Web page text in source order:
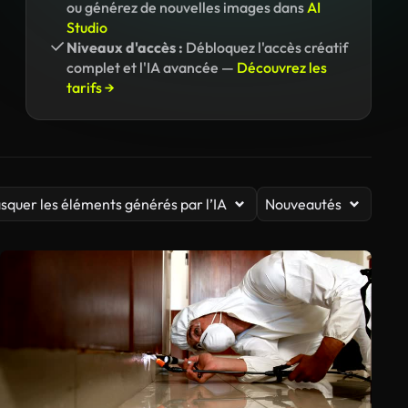
ou générez de nouvelles images dansAI
Studio
Niveaux d'accès : Débloquez l'accès créatif
complet et l'IA avancée — Découvrez les
tarifs →
les éléments générés par l’IA Nouveautés